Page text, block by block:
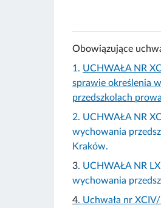
Obowiązujące
1. UCHWAŁA NR
sprawie określenia
przedszkolach
2. UCHWAŁA NR
wychowania
Kraków.
3. UCHWAŁA NR
wychowania
4. Uchwała nr